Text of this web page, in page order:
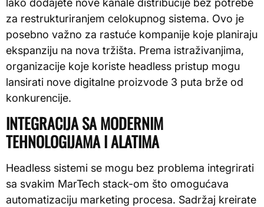
lako dodajete nove kanale distribucije bez potrebe
za restrukturiranjem celokupnog sistema. Ovo je
posebno važno za rastuće kompanije koje planiraju
ekspanziju na nova tržišta. Prema istraživanjima,
organizacije koje koriste headless pristup mogu
lansirati nove digitalne proizvode 3 puta brže od
konkurencije.
INTEGRACIJA SA MODERNIM
TEHNOLOGIJAMA I ALATIMA
Headless sistemi se mogu bez problema integrirati
sa svakim MarTech stack-om što omogućava
automatizaciju marketing procesa. Sadržaj kreirate